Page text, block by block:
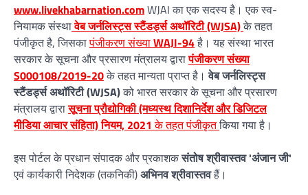
www.livekhabarnation.comWJAI का एक सदस्य है। एक स्व-
नियामक संस्थावेब जर्नलिस्ट्स स्टैंडर्ड्स अथॉरिटी (WJSA)के तहत
पंजीकृत है, जिसकापंजीकरण संख्याWAJI-94है। यह संस्था भारत
सरकार के सूचना और प्रसारण मंत्रालय द्वारापंजीकरण संख्या
S000108/2019-20के तहत मान्यता प्राप्त है।वेब जर्नलिस्ट्स
स्टैंडर्ड्स अथॉरिटी (WJSA)को भारत सरकार के सूचना और प्रसारण
मंत्रालय द्वारासूचना प्रौद्योगिकी (मध्यस्थ दिशानिर्देश और डिजिटल
मीडिया आचार संहिता) नियम, 2021 के तहत पंजीकृतकिया गया है।
इस पोर्टल के प्रधान संपादक और प्रकाशकसंतोष श्रीवास्तव 'अंजान जी'
एवं कार्यकारी निदेशक (तकनिकी)अभिनव श्रीवास्तवहैं।